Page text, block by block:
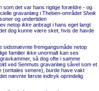
det var hans rigtige forældre - og
gravanlæg i Theben-området Sheik
og undertiden
netop ikke anbragt i hans eget langt
dog kunne være sket, hvis de havde
sidstnævnte fremgangsmåde netop
familier ikke unormalt kan ses
så dog ofte i samme
ved Senmuts gravanlæg såvel som et
senere), burde have vakt
nævnte første indtryk oprindelig